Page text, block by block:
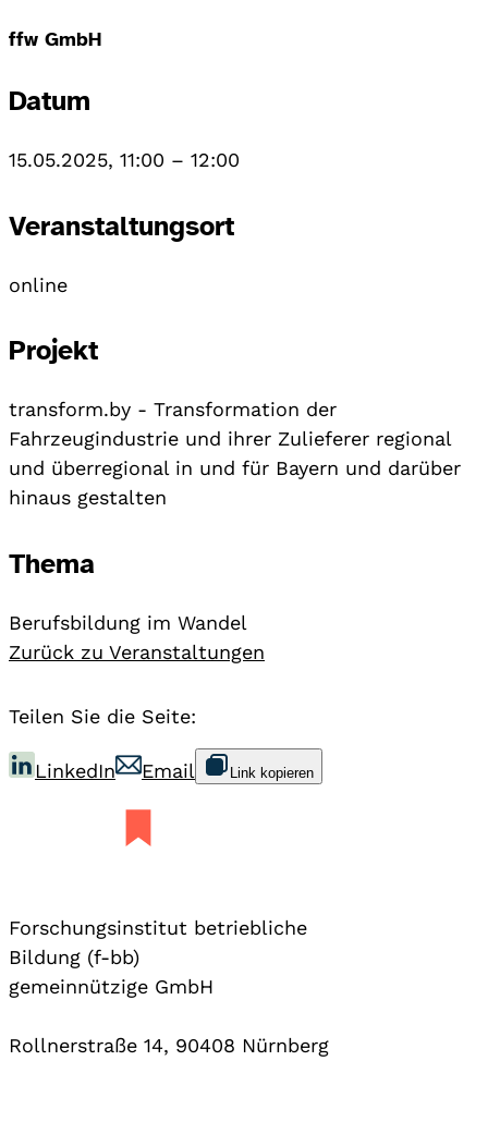
ffw GmbH
Datum
15.05.2025, 11:00 – 12:00
Veranstaltungsort
online
Projekt
transform.by - Transformation der
Fahrzeugindustrie und ihrer Zulieferer regional
und überregional in und für Bayern und darüber
hinaus gestalten
Thema
Berufsbildung im Wandel
Zurück zu Veranstaltungen
Teilen Sie die Seite:
LinkedIn Email Link kopieren
Forschungsinstitut betriebliche
Bildung (f-bb)
gemeinnützige GmbH
Rollnerstraße 14, 90408 Nürnberg